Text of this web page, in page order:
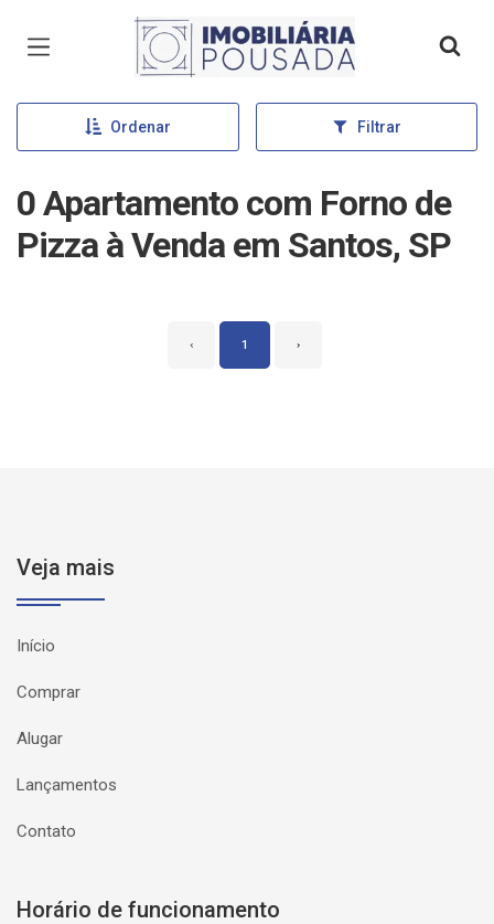
Página inicial
Ordenar Filtrar
0 Apartamento com Forno de
Pizza à Venda em Santos, SP
‹ 1 ›
Veja mais
Início
Comprar
Alugar
Lançamentos
Contato
Horário de funcionamento